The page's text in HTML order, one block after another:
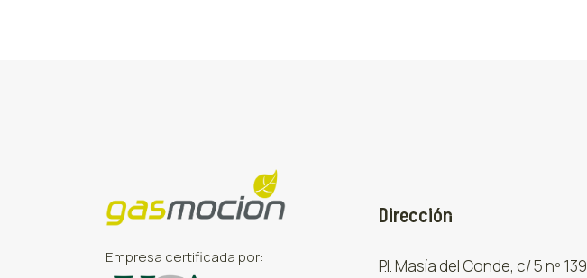
Empresa certificada por:
Dirección
P.I. Masía del Conde, c/ 5 nº 139